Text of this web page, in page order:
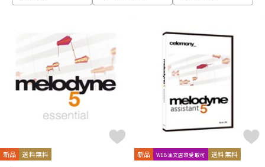
中古 ヴィンテージ
FLUX::
Future Audio Workshop
GATOR Frameworks
HEAVYOCITY
HEiL SOUND HERCULES
ICON
iConnectivity
IK Multimedia
Ikebe Original
IMAGE LINE SOFTWARE
Inspired Acoustics
INTERNET
KAWAII FUTURESAMPLES
Klevgrand
LEWITT Lexicon
Lynx
新品 送料無料 新品 WEB注文店頭受取可 送料無料